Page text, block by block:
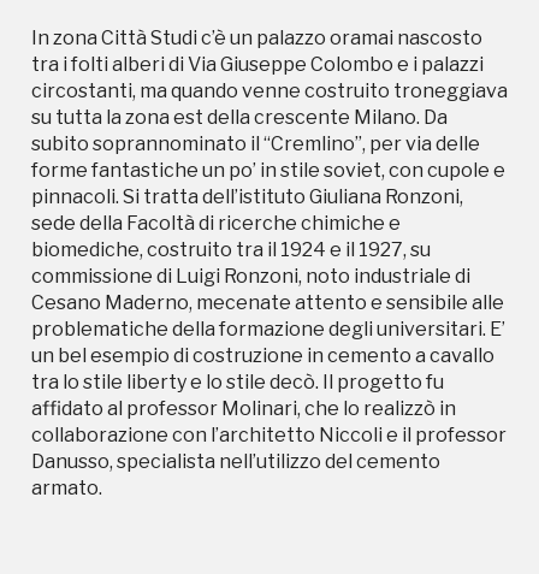
In zona Città Studi c’è un palazzo oramai nascosto
tra i folti alberi di Via Giuseppe Colombo e i palazzi
circostanti, ma quando venne costruito troneggiava
su tutta la zona est della crescente Milano. Da
subito soprannominato il “Cremlino”, per via delle
forme fantastiche un po’ in stile soviet, con cupole e
pinnacoli. Si tratta dell’istituto Giuliana Ronzoni,
sede della Facoltà di ricerche chimiche e
biomediche, costruito tra il 1924 e il 1927, su
commissione di Luigi Ronzoni, noto industriale di
Cesano Maderno, mecenate attento e sensibile alle
problematiche della formazione degli universitari. E’
un bel esempio di costruzione in cemento a cavallo
tra lo stile liberty e lo stile decò. Il progetto fu
affidato al professor Molinari, che lo realizzò in
collaborazione con l’architetto Niccoli e il professor
Danusso, specialista nell’utilizzo del cemento
armato.
tra lo stile liberty e lo stile decò. Il progetto fu
affidato al professor Molinari, che lo realizzò in
collaborazione con l’architetto Niccoli e il professor
Danusso, specialista nell’utilizzo del cemento
armato.
Campagne in corso in questo
luogo